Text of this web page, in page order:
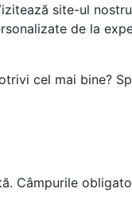
site-ul
de la
cel mai bine?
Câmpurile